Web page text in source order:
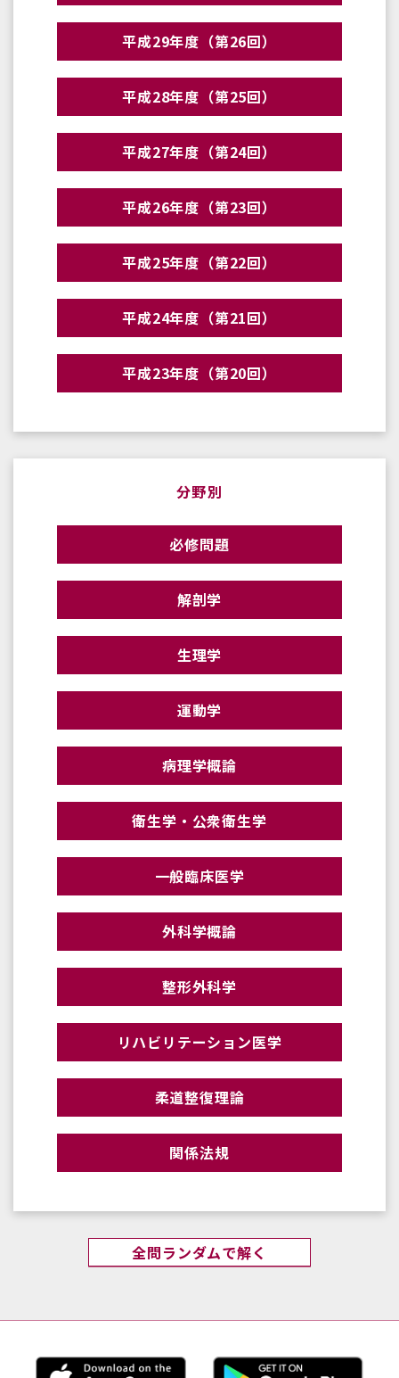
平成29年度（第26回）
平成28年度（第25回）
平成27年度（第24回）
平成26年度（第23回）
平成25年度（第22回）
平成24年度（第21回）
平成23年度（第20回）
分野別
必修問題
解剖学
生理学
運動学
病理学概論
衛生学・公衆衛生学
一般臨床医学
外科学概論
整形外科学
リハビリテーション医学
柔道整復理論
関係法規
全問ランダムで解く